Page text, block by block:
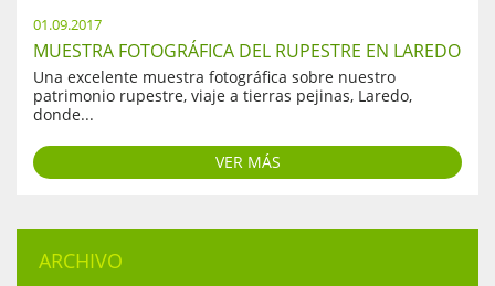
01.09.2017
MUESTRA FOTOGRÁFICA DEL RUPESTRE EN LAREDO
Una excelente muestra fotográfica sobre nuestro
patrimonio rupestre, viaje a tierras pejinas, Laredo,
donde...
VER MÁS
ARCHIVO